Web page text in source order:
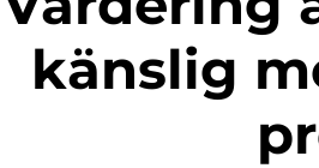
känslig